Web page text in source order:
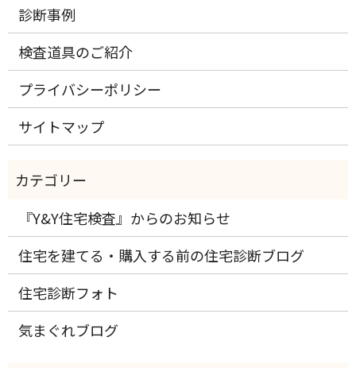
診断事例
検査道具のご紹介
プライバシーポリシー
サイトマップ
『Y&Y住宅検査』からのお知らせ
住宅を建てる・購入する前の住宅診断ブログ
住宅診断フォト
気まぐれブログ